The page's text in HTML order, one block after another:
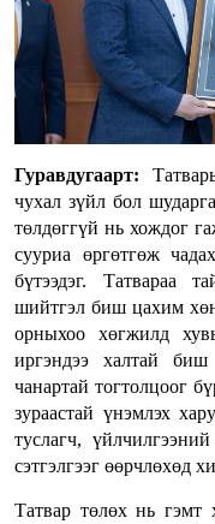
Гуравдугаарт:
чухал зүйл бол
төлдөггүй нь хождог
сууриа өргөтгөж
бүтээдэг. Татвараа
шийтгэл биш цахим
орныхоо хөгжилд
иргэндээ халтай
чанартай тогтолцоог
зураастай үнэмлэх
туслагч,
сэтгэлгээг өөрчлөхөд
Татвар төлөх нь гэмт